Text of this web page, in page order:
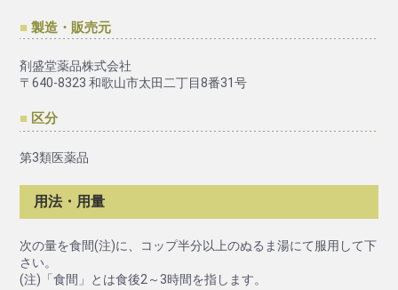
製造・販売元
剤盛堂薬品株式会社
〒640-8323 和歌山市太田二丁目8番31号
区分
第3類医薬品
用法・用量
次の量を食間(注)に、コップ半分以上のぬるま湯にて服用して下
さい。
(注)「食間」とは食後2～3時間を指します。